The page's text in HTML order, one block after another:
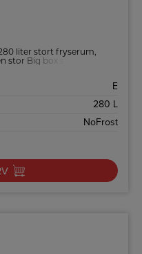
liter stort fryserum,
stor Big box skuffe.
E
280 L
NoFrost